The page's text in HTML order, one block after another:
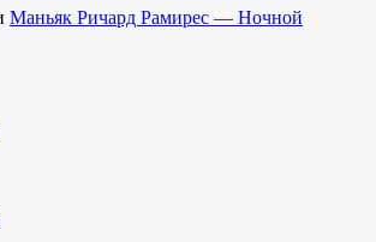
Маньяк Ричард Рамирес — Ночной